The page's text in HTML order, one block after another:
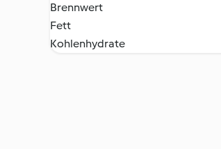
Brennwert
Fett
Kohlenhydrate